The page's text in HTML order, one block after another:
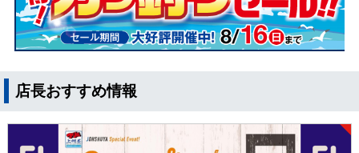
店長おすすめ情報